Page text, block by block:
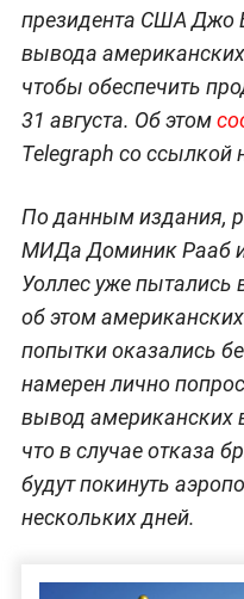
президента США Джо
вывода
чтобы обеспечить
31 августа. Об этом
Telegraph со ссылкой
По данным издания,
МИДа Доминик Рааб
Уоллес уже пытались
об этом
попытки оказались
намерен лично
вывод американских
что в случае отказа
будут покинуть
нескольких дней.